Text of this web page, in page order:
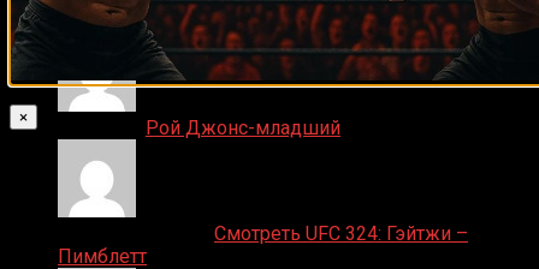
ДЕНИС on Что хотите видеть на сайте?
Рой Джонс-младший
Смотреть UFC 324: Гэйтжи –
Пимблетт
×